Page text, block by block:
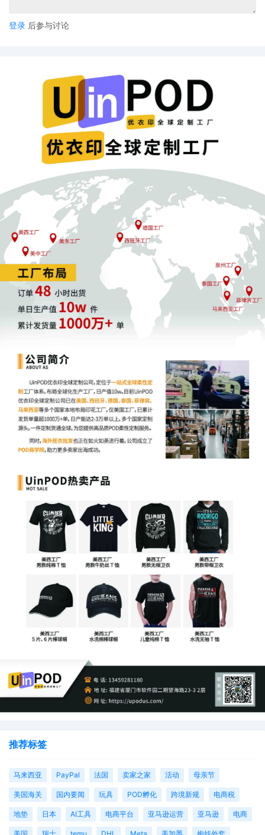
登录 后参与讨论
推荐标签
马来西亚 PayPal 法国 卖家之家 活动 母亲节
美国海关 国内要闻 玩具 POD孵化 跨境新规 电商税
地垫 日本 AI工具 电商平台 亚马逊运营 亚马逊 电商